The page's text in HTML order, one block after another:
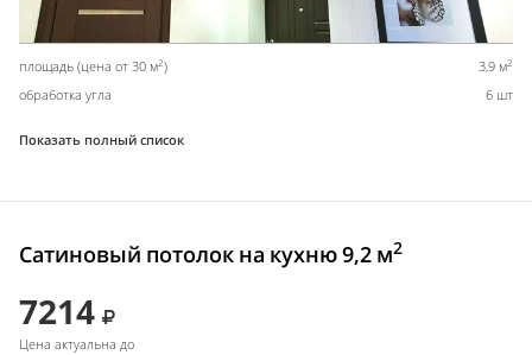
площадь (цена от 30 м2) 3,9 м2
обработка угла 6 шт
Показать полный список
Сатиновый потолок на кухню 9,2 м2
7214
Цена актуальна до